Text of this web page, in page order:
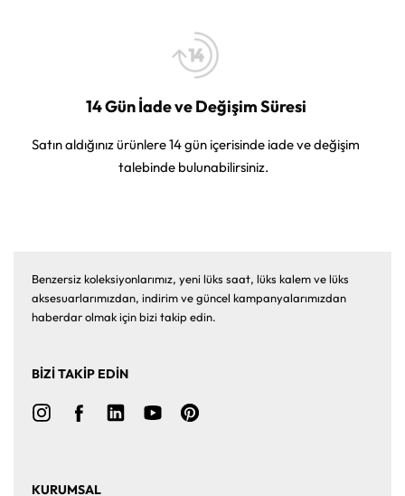
14 Gün İade ve Değişim Süresi
Satın aldığınız ürünlere 14 gün içerisinde iade ve değişim
talebinde bulunabilirsiniz.
Benzersiz koleksiyonlarımız, yeni lüks saat, lüks kalem ve lüks
aksesuarlarımızdan, indirim ve güncel kampanyalarımızdan
haberdar olmak için bizi takip edin.
BİZİ TAKİP EDİN
KURUMSAL